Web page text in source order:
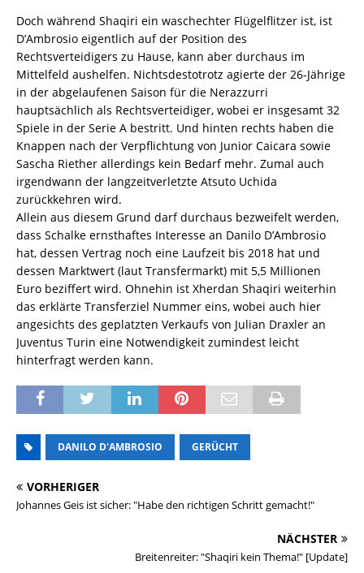
Doch während Shaqiri ein waschechter Flügelflitzer ist, ist
D’Ambrosio eigentlich auf der Position des
Rechtsverteidigers zu Hause, kann aber durchaus im
Mittelfeld aushelfen. Nichtsdestotrotz agierte der 26-Jährige
in der abgelaufenen Saison für die Nerazzurri
hauptsächlich als Rechtsverteidiger, wobei er insgesamt 32
Spiele in der Serie A bestritt. Und hinten rechts haben die
Knappen nach der Verpflichtung von Junior Caicara sowie
Sascha Riether allerdings kein Bedarf mehr. Zumal auch
irgendwann der langzeitverletzte Atsuto Uchida
zurückkehren wird.
Allein aus diesem Grund darf durchaus bezweifelt werden,
dass Schalke ernsthaftes Interesse an Danilo D’Ambrosio
hat, dessen Vertrag noch eine Laufzeit bis 2018 hat und
dessen Marktwert (laut Transfermarkt) mit 5,5 Millionen
Euro beziffert wird. Ohnehin ist Xherdan Shaqiri weiterhin
das erklärte Transferziel Nummer eins, wobei auch hier
angesichts des geplatzten Verkaufs von Julian Draxler an
Juventus Turin eine Notwendigkeit zumindest leicht
hinterfragt werden kann.
DANILO D'AMBROSIO GERÜCHT
VORHERIGER
Johannes Geis ist sicher: "Habe den richtigen Schritt gemacht!"
NÄCHSTER
Breitenreiter: "Shaqiri kein Thema!" [Update]